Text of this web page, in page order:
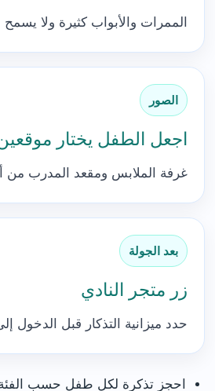
الممرات والأبواب كثيرة ولا
الصور
اجعل الطفل يختار
غرفة الملابس ومقعد المدرب من
بعد الجولة
زر متجر النادي
حدد ميزانية التذكار قبل الدخول
احجز تذكرة لكل طفل حسب الفئة